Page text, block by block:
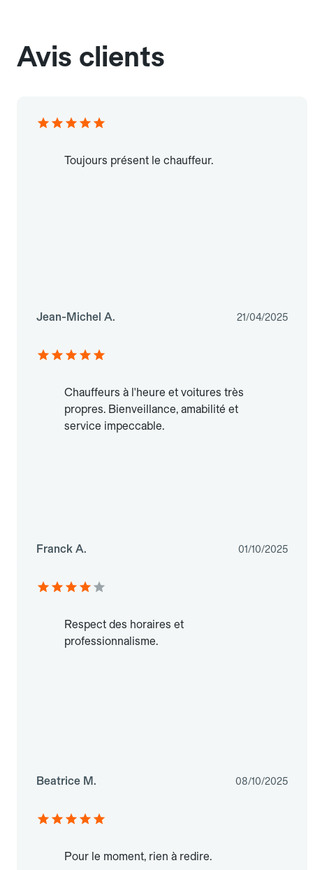
Avis clients
Toujours présent le chauffeur.
Jean-Michel A. 21/04/2025
Chauffeurs à l'heure et voitures très
propres. Bienveillance, amabilité et
service impeccable.
Franck A. 01/10/2025
Respect des horaires et
professionnalisme.
Beatrice M. 08/10/2025
Pour le moment, rien à redire.